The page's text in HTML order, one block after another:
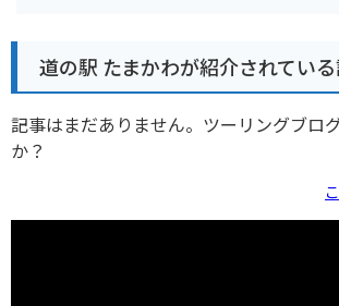
道の駅 たまかわが紹介されてい
記事はまだありません。ツーリングブロ
か？